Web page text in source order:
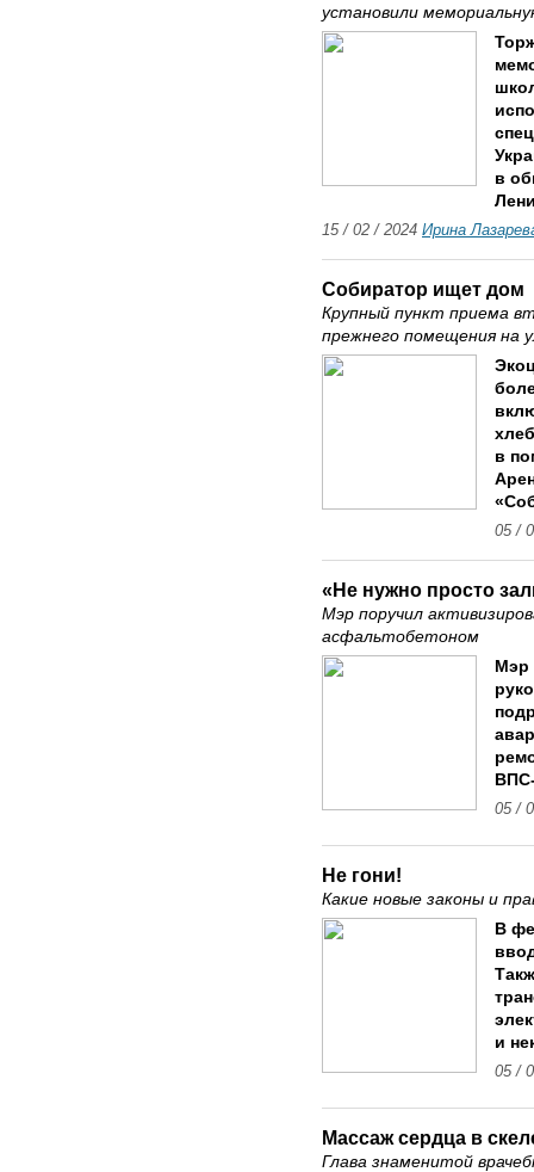
установили
в
15 / 02 / 2024 Ирина
Собиратор ищет дом
Крупный пункт приема
прежнего помещения на
в
05 /
«Не нужно просто
Мэр поручил
асфальтобетоном
Мэр
05 /
Не гони!
Какие новые законы и
В
и
05 /
Массаж сердца в
Глава знаменитой